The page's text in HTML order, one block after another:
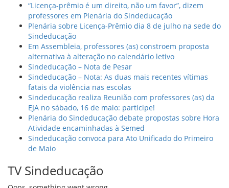
“Licença-prêmio é um direito, não um favor”, dizem
professores em Plenária do Sindeducação
Plenária sobre Licença-Prêmio dia 8 de julho na sede do
Sindeducação
Em Assembleia, professores (as) constroem proposta
alternativa à alteração no calendário letivo
Sindeducação – Nota de Pesar
Sindeducação – Nota: As duas mais recentes vítimas
fatais da violência nas escolas
Sindeducação realiza Reunião com professores (as) da
EJA no sábado, 16 de maio: participe!
Plenária do Sindeducação debate propostas sobre Hora
Atividade encaminhadas à Semed
Sindeducação convoca para Ato Unificado do Primeiro
de Maio
TV Sindeducação